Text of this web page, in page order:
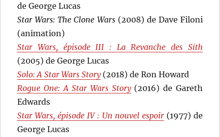
de George Lucas
Star Wars: The Clone Wars(2008) de Dave Filoni
(animation)
Star Wars, épisode III : La Revanche des Sith
(2005) de George Lucas
Solo: A Star Wars Story(2018) de Ron Howard
Rogue One: A Star Wars Story(2016) de Gareth
Edwards
Star Wars, épisode IV : Un nouvel espoir(1977) de
George Lucas